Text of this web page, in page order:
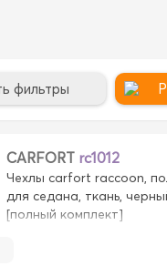
фильтры
CARFORT rc1012
Чехлы carfort raccoon,
для седана, ткань,
[полный комплект]